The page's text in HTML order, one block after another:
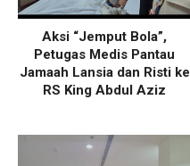
Aksi “Jemput Bola”,
Petugas Medis Pantau
Jamaah Lansia dan Risti ke
RS King Abdul Aziz